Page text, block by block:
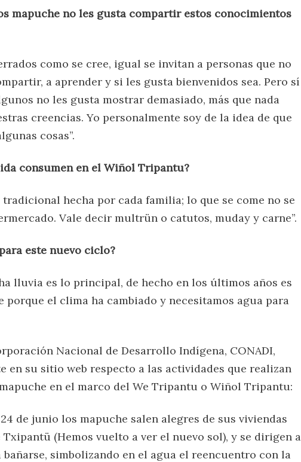
mapuche no les gusta compartir estos conocimientos
como se cree, igual se invitan a personas que no
a aprender y si les gusta bienvenidos sea. Pero sí
no les gusta mostrar demasiado, más que nada
creencias. Yo personalmente soy de la idea de que
cosas”.
consumen en el Wiñol Tripantu?
hecha por cada familia; lo que se come no se
Vale decir multrün o catutos, muday y carne”.
este nuevo ciclo?
lluvia es lo principal, de hecho en los últimos años es
porque el clima ha cambiado y necesitamos agua para
Nacional de Desarrollo Indígena, CONADI,
en su sitio web respecto a las actividades que realizan
en el marco del We Tripantu o Wiñol Tripantu:
de junio los mapuche salen alegres de sus viviendas
(Hemos vuelto a ver el nuevo sol), y se dirigen a
simbolizando en el agua el reencuentro con la